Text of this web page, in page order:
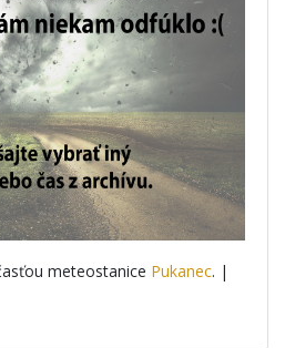
meteostanice Pukanec. |